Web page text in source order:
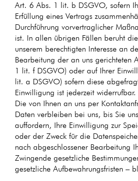
Art. 6 Abs. 1 lit. b DSGVO, sofern
Erfüllung eines Vertrags
Durchführung vorvertraglicher
ist. In allen übrigen Fällen beruht
unserem berechtigten Interesse an
Bearbeitung der an uns gerichteten
1 lit. f DSGVO) oder auf Ihrer
lit. a DSGVO) sofern diese
Einwilligung ist jederzeit widerrufbar.
Die von Ihnen an uns per
Daten verbleiben bei uns, bis Sie
auffordern, Ihre Einwilligung zur
oder der Zweck für die
nach abgeschlossener Bearbeitung
Zwingende gesetzliche
gesetzliche Aufbewahrungsfristen –